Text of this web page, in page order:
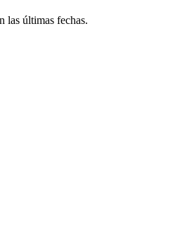
las últimas fechas.